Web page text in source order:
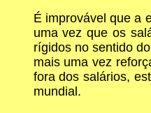
É improvável que a
uma vez que os
rígidos no sentido
mais uma vez
fora dos salários,
mundial.